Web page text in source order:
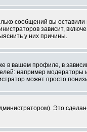
сообщений вы
зависит,
у них причины.
вашем профиле, в
например модераторы
может просто
Это